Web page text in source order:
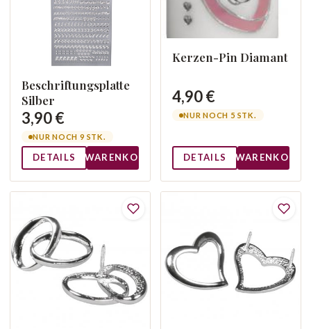
Beschriftungsplatte
Silber
3,90 €
NUR NOCH 9 STK.
DETAILS WARENKORB
Kerzen-Pin Diamant
4,90 €
NUR NOCH 5 STK.
DETAILS WARENKORB